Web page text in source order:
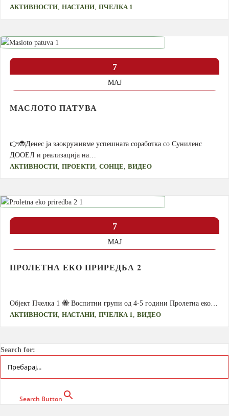
АКТИВНОСТИ, НАСТАНИ, ПЧЕЛКА 1
7
МАЈ
МАСЛОТО ПАТУВА
👉🐞Денес ја заокруживме успешната соработка со Суниленс
ДООЕЛ и реализација на…
АКТИВНОСТИ, ПРОЕКТИ, СОНЦЕ ВИДЕО
7
МАЈ
ПРОЛЕТНА ЕКО ПРИРЕДБА 2
Објект Пчелка 1 🐝 Воспитни групи од 4-5 години Пролетна еко…
АКТИВНОСТИ, НАСТАНИ, ПЧЕЛКА 1 ВИДЕО
Search for:
Search Button